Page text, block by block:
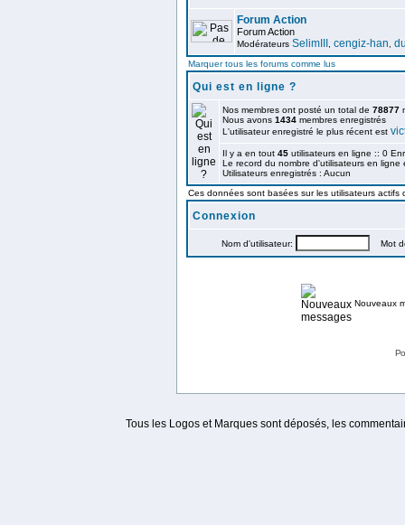
Forum Action
Forum Action
Modérateurs SelimIII cengiz-han
Marquer tous les forums comme lus
Qui est en ligne ?
Nos membres ont posté un total de 78877
Nous avons 1434 membres enregistrés
L'utilisateur enregistré le plus récent est
Il y a en tout 45 utilisateurs en ligne :: 0
Le record du nombre d'utilisateurs en
Utilisateurs enregistrés : Aucun
Ces données sont basées sur les utilisateurs actifs
Connexion
Nom d'utilisateur: Mot
Nouveaux
Tous les Logos et Marques sont déposés, les